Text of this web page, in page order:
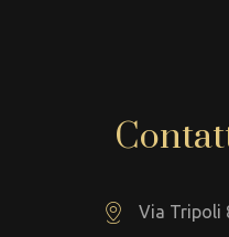
Via Tripoli